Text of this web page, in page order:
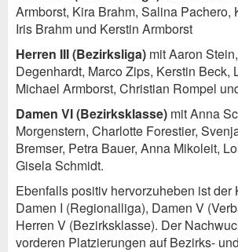
Armborst, Kira Brahm, Salina Pachero,
Iris Brahm und Kerstin Armborst
Herren III (Bezirksliga) mit Aaron
Degenhardt, Marco Zips, Kerstin Beck,
Michael Armborst, Christian Rompel
Damen VI (Bezirksklasse) mit Anna
Morgenstern, Charlotte Forestier,
Bremser, Petra Bauer, Anna Mikoleit,
Gisela Schmidt.
Ebenfalls positiv hervorzuheben ist der
Damen I (Regionalliga), Damen V
Herren V (Bezirksklasse). Der
vorderen Platzierungen auf Bezirks-